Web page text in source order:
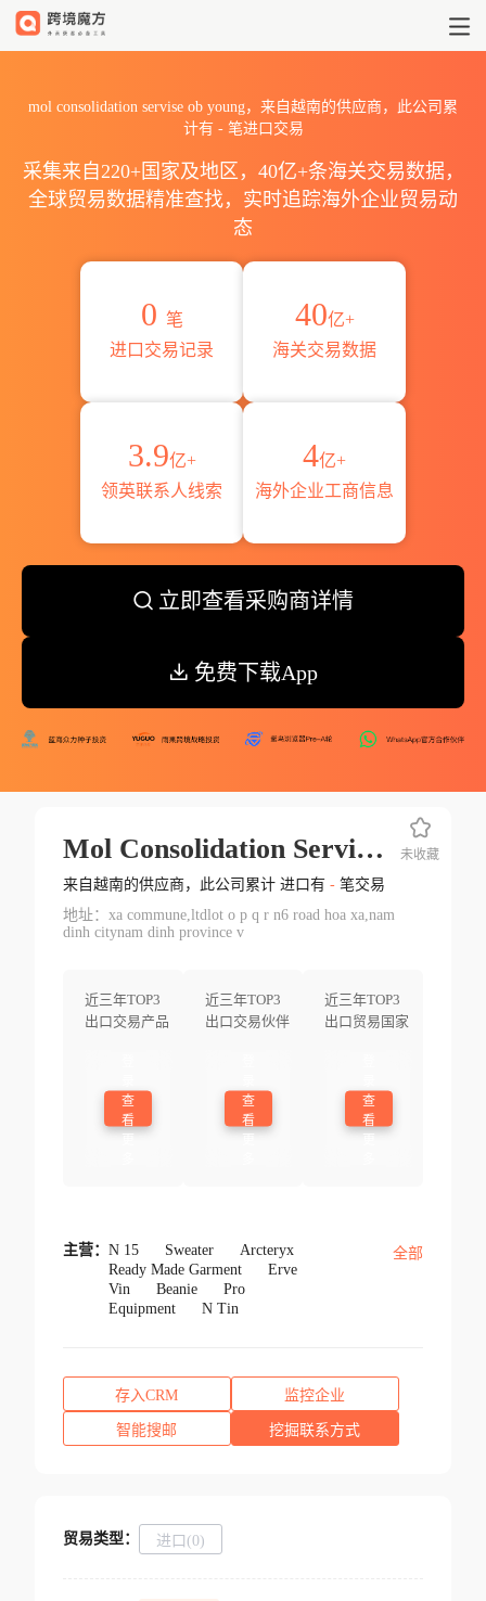
mol consolidation servise ob young，来自越南的供应商，此公司累
计有 -笔进口交易
采集来自220+国家及地区，40亿+条海关交易数据，
全球贸易数据精准查找，实时追踪海外企业贸易动
态
0 笔
进口交易记录
40亿+
海关交易数据
3.9亿+
领英联系人线索
4亿+
海外企业工商信息
立即查看采购商详情
免费下载App
Mol Consolidation Servise Ob Young
来自越南的供应商，此公司累计 进口有 -笔交易
地址：xa commune,ltdlot o p q r n6 road hoa xa,nam
dinh citynam dinh province v
近三年TOP3
出口交易产品
查
看
近三年TOP3
出口交易伙伴
查
看
近三年TOP3
出口贸易国家
查
看
未收藏
主营： N 15 Sweater
Arcteryx
Ready Made Garment
Erve
Vin
Beanie
Pro
Equipment
N Tin
全部
存入CRM 监控企业
智能搜邮 挖掘联系方式
贸易类型： 进口(0)